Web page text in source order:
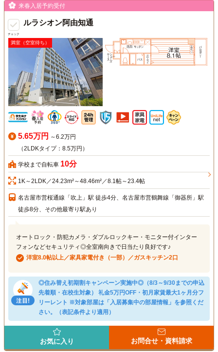
チェック
来春入居予約受付
ルラシオン阿由知通
満室（空室待ち）
5.65万円 ～6.2万円
（2LDKタイプ：8.5万円）
学校まで自転車 10分
1K～2LDK／24.23m²～48.46m²／8.1帖～23.4帖
名古屋市営桜通線「吹上」駅 徒歩4分、名古屋市営鶴舞線「御器所」駅
徒歩8分、その他最寄り駅あり
オートロック・防犯カメラ・ダブルロックキー・モニター付インター
フォンなどセキュリティ◎全室南向きで日当たり良好です♪
洋室8.0帖以上／家具家電付き（一部）／ガスキッチン2口
◎住み替え初期割キャンペーン実施中◎（8/3～9/30までの申込
先着順・在校生対象） 礼金5万円OFF・初月家賃最大1ヶ月分フ
リーレント ※対象部屋は「入居募集中の部屋情報」を参照くだ
さい。（表記条件より適用）
お気に入り お問合せ・資料請求